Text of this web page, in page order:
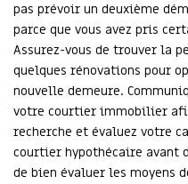
pas prévoir un deuxième
parce que vous avez pris
Assurez-vous de trouver la
quelques rénovations pour
nouvelle demeure.
votre courtier immobilier
recherche et évaluez votre
courtier hypothécaire avant
de bien évaluer les moyens